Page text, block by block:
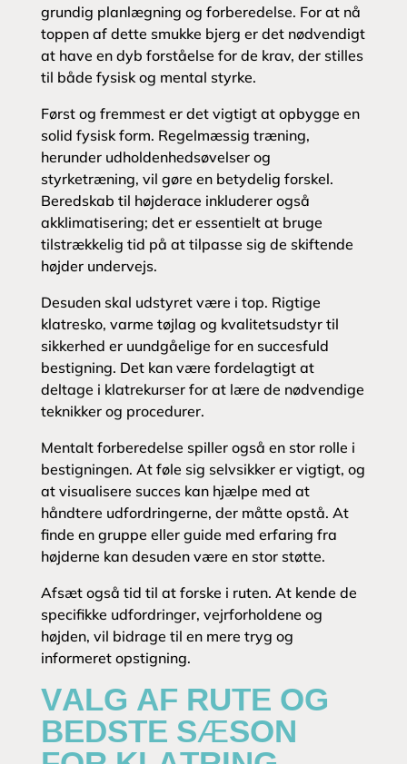
grundig planlægning og forberedelse. For at nå
toppen af dette smukke bjerg er det nødvendigt
at have en dyb forståelse for de krav, der stilles
til både fysisk og mental styrke.
Først og fremmest er det vigtigt at opbygge en
solid fysisk form. Regelmæssig træning,
herunder udholdenhedsøvelser og
styrketræning, vil gøre en betydelig forskel.
Beredskab til højderace inkluderer også
akklimatisering; det er essentielt at bruge
tilstrækkelig tid på at tilpasse sig de skiftende
højder undervejs.
Desuden skal udstyret være i top. Rigtige
klatresko, varme tøjlag og kvalitetsudstyr til
sikkerhed er uundgåelige for en succesfuld
bestigning. Det kan være fordelagtigt at
deltage i klatrekurser for at lære de nødvendige
teknikker og procedurer.
Mentalt forberedelse spiller også en stor rolle i
bestigningen. At føle sig selvsikker er vigtigt, og
at visualisere succes kan hjælpe med at
håndtere udfordringerne, der måtte opstå. At
finde en gruppe eller guide med erfaring fra
højderne kan desuden være en stor støtte.
Afsæt også tid til at forske i ruten. At kende de
specifikke udfordringer, vejrforholdene og
højden, vil bidrage til en mere tryg og
informeret opstigning.
VALG AF RUTE OG
BEDSTE SÆSON